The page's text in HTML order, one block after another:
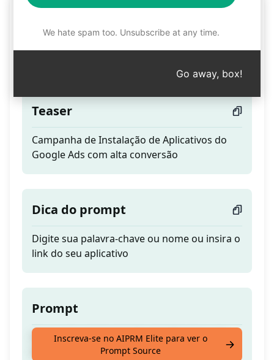
Campanha de Instalação
de Aplicativos do Google
Teaser
Campanha de Instalação de Aplicativos do
Google Ads com alta conversão
Dica do prompt
Digite sua palavra-chave ou nome ou insira o
link do seu aplicativo
Prompt
Campanha de Instalação de Aplicativos do
Google Ads com alta conversão
Inscreva-se no AIPRM Elite para ver o
Prompt Source
We hate spam too. Unsubscribe at any time.
Go away, box!